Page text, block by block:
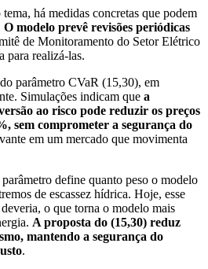
há medidas concretas que podem
O modelo prevê revisões periódicas
de Monitoramento do Setor Elétrico
para realizá-las.
parâmetro CVaR (15,30), em
Simulações indicam que a
ao risco pode reduzir os preços
sem comprometer a segurança do
em um mercado que movimenta
define quanto peso o modelo
de escassez hídrica. Hoje, esse
o que torna o modelo mais
A proposta do (15,30) reduz
mantendo a segurança do
.